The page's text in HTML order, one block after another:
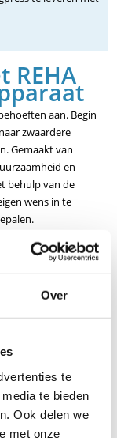
Over
te
te bieden
Ook delen we
met onze
REHA
aan. Begin
zwaardere
Gemaakt van
en
behulp van de
wens in te
evenals
de gewichten
vanuit